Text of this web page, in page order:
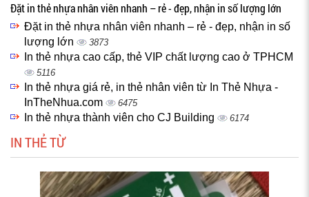
Đặt in thẻ nhựa nhân viên nhanh – rẻ - đẹp, nhận in số lượng lớn
Đặt in thẻ nhựa nhân viên nhanh – rẻ - đẹp, nhận in số
lượng lớn
3873
In thẻ nhựa cao cấp, thẻ VIP chất lượng cao ở TPHCM
5116
In thẻ nhựa giá rẻ, in thẻ nhân viên từ In Thẻ Nhựa -
InTheNhua.com
6475
In thẻ nhựa thành viên cho CJ Building 6174
IN THẺ TỪ